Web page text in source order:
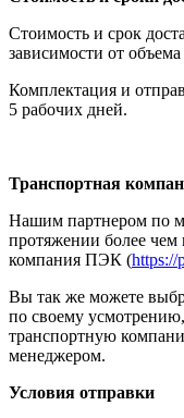
Стоимость и срок
зависимости от объема
Комплектация и
5 рабочих дней.
Транспортная
Нашим партнером по
протяжении более чем
компания ПЭК (https://
Вы так же можете
по своему усмотрению,
транспортную
менеджером.
Условия отправки